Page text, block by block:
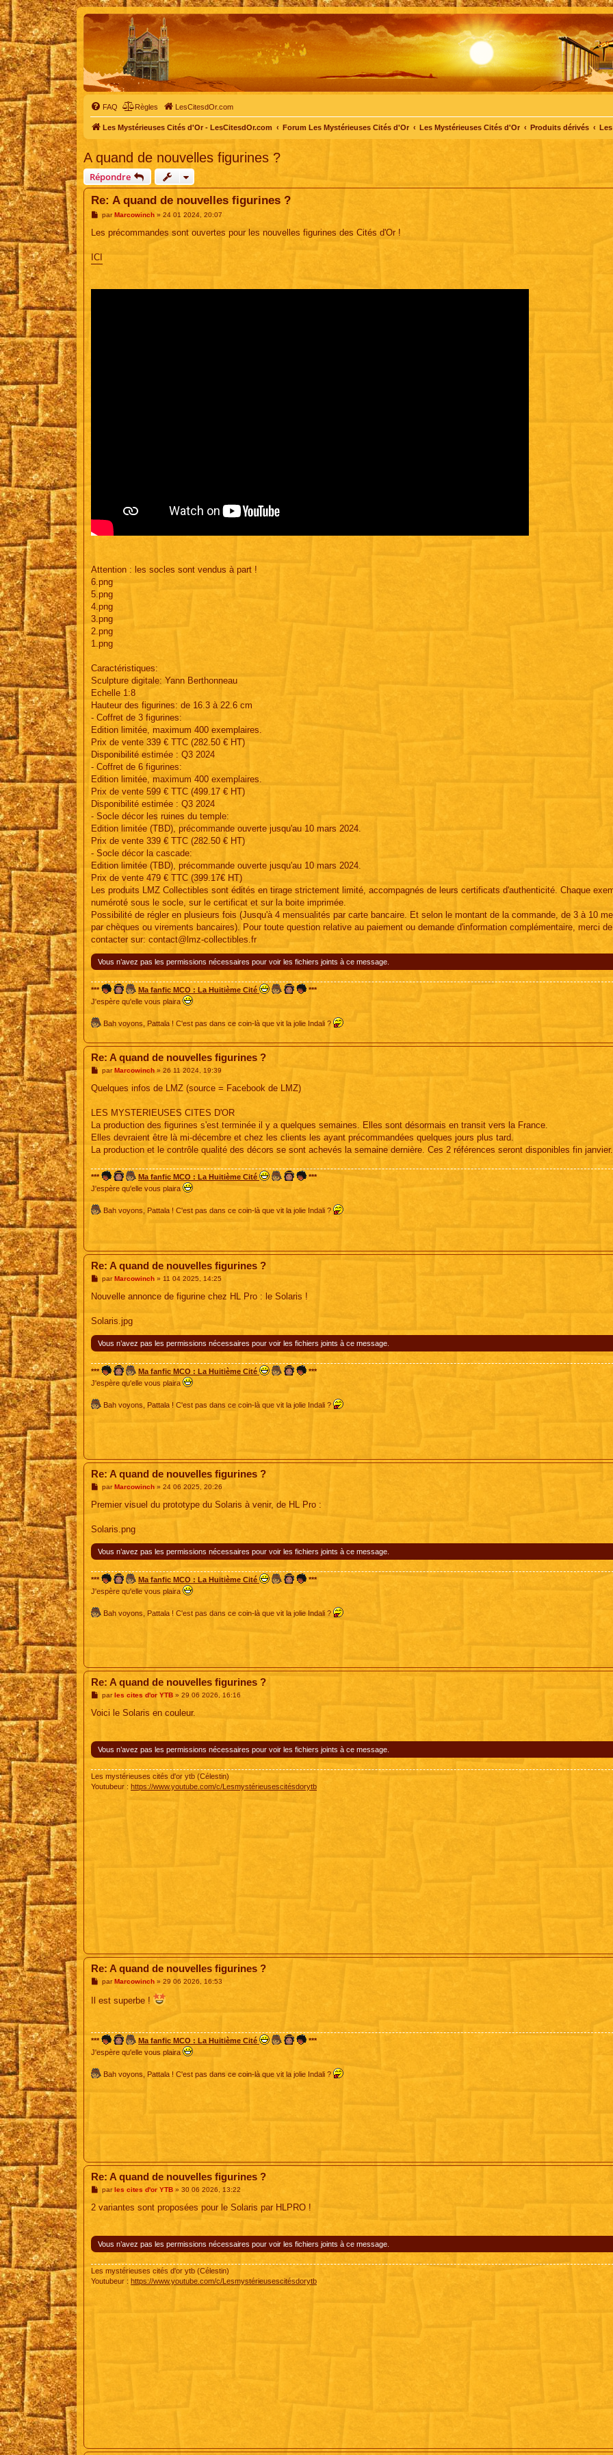
FAQ Règles LesCitesdOr.com
Les Mystérieuses Cités d'Or - LesCitesdOr.com Forum Les Mystérieuses Cités d'Or Les Mystérieuses Cités d'Or Produits dérivés
A quand de nouvelles figurines ?
Répondre
Re: A quand de nouvelles figurines ?
M
s
g
e
parMarcowinch» 24 01 2024, 20:07
Les précommandes sont ouvertes pour les nouvelles figurines des Cités d'Or !
ICI
Attention : les socles sont vendus à part !
6.png
5.png
4.png
3.png
2.png
1.png
Caractéristiques:
Sculpture digitale: Yann Berthonneau
Echelle 1:8
Hauteur des figurines: de 16.3 à 22.6 cm
- Coffret de 3 figurines:
Edition limitée, maximum 400 exemplaires.
Prix de vente 339 € TTC (282.50 € HT)
Disponibilité estimée : Q3 2024
- Coffret de 6 figurines:
Edition limitée, maximum 400 exemplaires.
Prix de vente 599 € TTC (499.17 € HT)
Disponibilité estimée : Q3 2024
- Socle décor les ruines du temple:
Edition limitée (TBD), précommande ouverte jusqu'au 10 mars 2024.
Prix de vente 339 € TTC (282.50 € HT)
- Socle décor la cascade:
Edition limitée (TBD), précommande ouverte jusqu'au 10 mars 2024.
Prix de vente 479 € TTC (399.17€ HT)
Les produits LMZ Collectibles sont édités en tirage strictement limité, accompagnés de leurs certificats d'authenticité. Chaque
numéroté sous le socle, sur le certificat et sur la boite imprimée.
Possibilité de régler en plusieurs fois (Jusqu'à 4 mensualités par carte bancaire. Et selon le montant de la commande, de 3 à 10
par chèques ou virements bancaires). Pour toute question relative au paiement ou demande d'information complémentaire, merci
contacter sur: contact@lmz-collectibles.fr
Vous n’avez pas les permissions nécessaires pour voir les fichiers joints à ce message.
*** Ma fanfic MCO : La Huitième Cité
***
J'espère qu'elle vous plaira
Bah voyons, Pattala ! C'est pas dans ce coin-là que vit la jolie Indali ?
Re: A quand de nouvelles figurines ?
M
s
g
parMarcowinch» 26 11 2024, 19:39
Quelques infos de LMZ (source = Facebook de LMZ)
LES MYSTERIEUSES CITES D'OR
La production des figurines s'est terminée il y a quelques semaines. Elles sont désormais en transit vers la France.
Elles devraient être là mi-décembre et chez les clients les ayant précommandées quelques jours plus tard.
La production et le contrôle qualité des décors se sont achevés la semaine dernière. Ces 2 références seront disponibles fin janvier.
*** Ma fanfic MCO : La Huitième Cité
***
J'espère qu'elle vous plaira
Bah voyons, Pattala ! C'est pas dans ce coin-là que vit la jolie Indali ?
Re: A quand de nouvelles figurines ?
M
s
g
parMarcowinch» 11 04 2025, 14:25
Nouvelle annonce de figurine chez HL Pro : le Solaris !
Solaris.jpg
Vous n’avez pas les permissions nécessaires pour voir les fichiers joints à ce message.
*** Ma fanfic MCO : La Huitième Cité
***
J'espère qu'elle vous plaira
Bah voyons, Pattala ! C'est pas dans ce coin-là que vit la jolie Indali ?
Re: A quand de nouvelles figurines ?
M
s
g
parMarcowinch» 24 06 2025, 20:26
Premier visuel du prototype du Solaris à venir, de HL Pro :
Solaris.png
Vous n’avez pas les permissions nécessaires pour voir les fichiers joints à ce message.
*** Ma fanfic MCO : La Huitième Cité
***
J'espère qu'elle vous plaira
Bah voyons, Pattala ! C'est pas dans ce coin-là que vit la jolie Indali ?
Re: A quand de nouvelles figurines ?
M
s
e
parles cites d'or YTB» 29 06 2026, 16:16
Voici le Solaris en couleur.
Vous n’avez pas les permissions nécessaires pour voir les fichiers joints à ce message.
Les mystérieuses cités d'or ytb (Célestin)
Youtubeur : https://www.youtube.com/c/Lesmystérieusescitésdorytb
Re: A quand de nouvelles figurines ?
M
s
s
par Marcowinch» 29 06 2026, 16:53
Il est superbe !
*** Ma fanfic MCO : La Huitième Cité
***
J'espère qu'elle vous plaira
Bah voyons, Pattala ! C'est pas dans ce coin-là que vit la jolie Indali ?
Re: A quand de nouvelles figurines ?
M
s
e
parles cites d'or YTB» 30 06 2026, 13:22
2 variantes sont proposées pour le Solaris par HLPRO !
Vous n’avez pas les permissions nécessaires pour voir les fichiers joints à ce message.
Les mystérieuses cités d'or ytb (Célestin)
Youtubeur : https://www.youtube.com/c/Lesmystérieusescitésdorytb